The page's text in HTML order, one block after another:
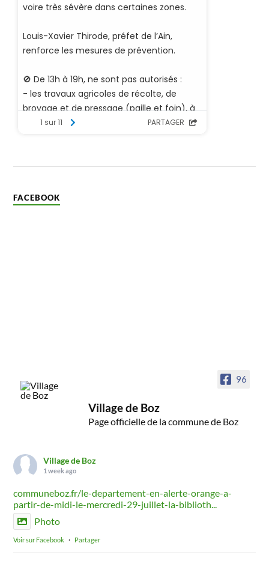
FACEBOOK
96
Village de Boz
Page officielle de la commune de Boz
Village de Boz
1 week ago
communeboz.fr/le-departement-en-alerte-orange-a-
partir-de-midi-le-mercredi-29-juillet-la-biblioth...
Photo
Voir sur Facebook · Partager